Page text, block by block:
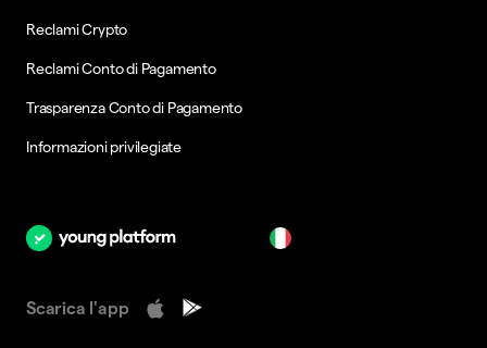
Reclami Crypto
Reclami Conto di Pagamento
Trasparenza Conto di Pagamento
Informazioni privilegiate
Scarica l'app